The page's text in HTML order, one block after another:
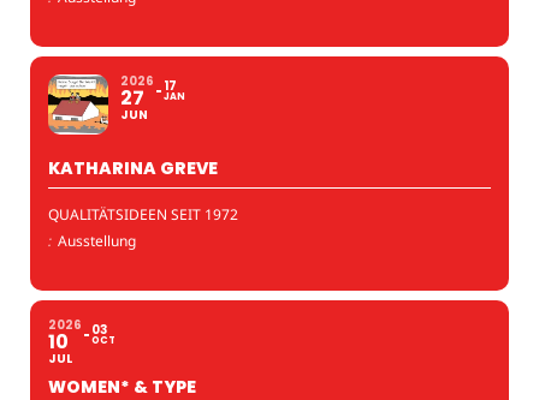
2026
27
JUN
17
JAN
KATHARINA GREVE
QUALITÄTSIDEEN SEIT 1972
: Ausstellung
2026
10
JUL
03
OCT
WOMEN* & TYPE